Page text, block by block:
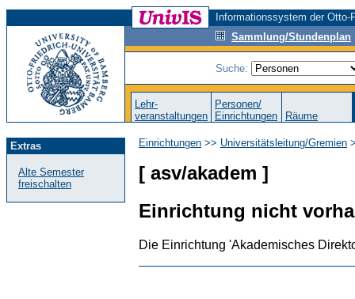
Informationssystem der
Sammlung/Stundenplan
Suche:
Lehr-
veranstaltungen
Personen/
Einrichtungen
Räume
Extras
Alte Semester
freischalten
Einrichtungen >> Universitätsleitung/Gremien
[ asv/akadem ]
Einrichtung nicht
Die Einrichtung 'Akademisches